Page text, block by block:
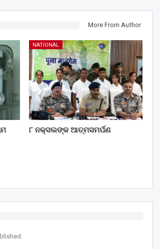
More From Author
NATIONAL
୮ ନକ୍ସଲଙ୍କ ଆତ୍ମସମର୍ପଣ